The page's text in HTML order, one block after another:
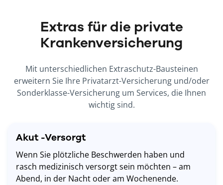
Extras für die private
Krankenversicherung
Mit unterschiedlichen Extraschutz-Bausteinen
erweitern Sie Ihre Privatarzt-Versicherung und/oder
Sonderklasse-Versicherung um Services, die Ihnen
wichtig sind.
Akut -Versorgt
Wenn Sie plötzliche Beschwerden haben und
rasch medizinisch versorgt sein möchten – am
Abend, in der Nacht oder am Wochenende.